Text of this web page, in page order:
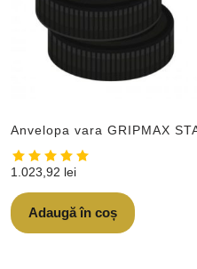
Anvelopa vara GRIPMAX
1.023,92 lei
Adaugă în coș